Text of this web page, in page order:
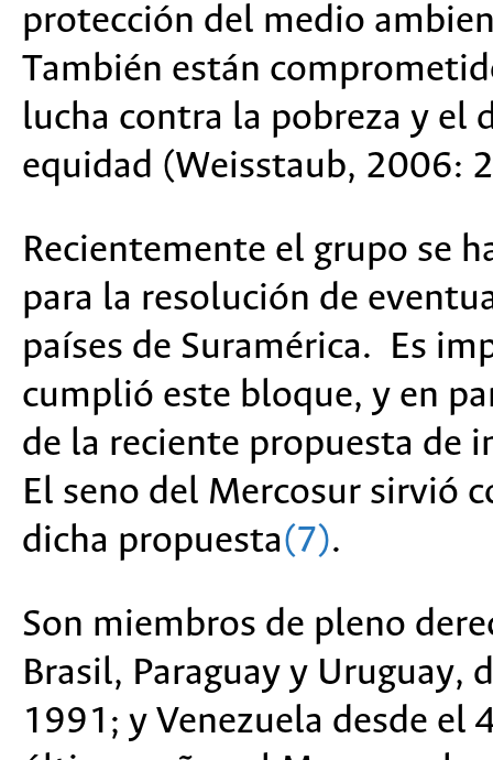
protección del medio
También están
lucha contra la pobreza y el
equidad (Weisstaub, 2006:
Recientemente el grupo se
para la resolución de
países de Suramérica. Es
cumplió este bloque, y en
de la reciente propuesta de
El seno del Mercosur sirvió
dicha propuesta(7).
Son miembros de pleno
Brasil, Paraguay y Uruguay,
1991; y Venezuela desde el